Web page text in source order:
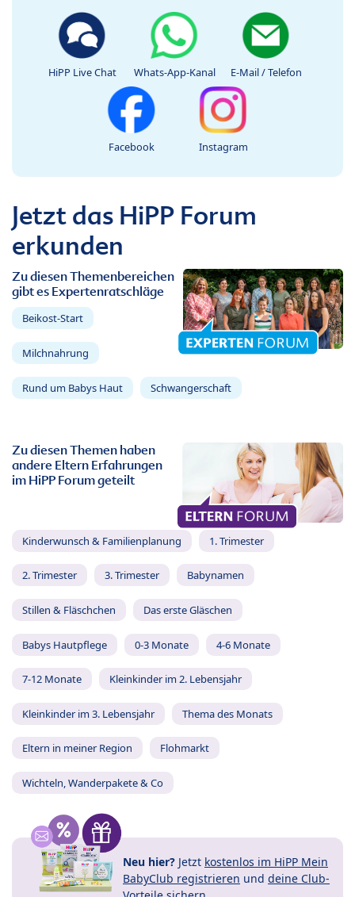
HiPP Live Chat Whats-App-Kanal E-Mail / Telefon
Facebook Instagram
Jetzt das HiPP Forum
erkunden
Zu diesen Themenbereichen
gibt es Expertenratschläge
Beikost-Start
Milchnahrung
Rund um Babys Haut Schwangerschaft
Zu diesen Themen haben
andere Eltern Erfahrungen
im HiPP Forum geteilt
Kinderwunsch & Familienplanung 1. Trimester
2. Trimester 3. Trimester Babynamen
Stillen & Fläschchen Das erste Gläschen
Babys Hautpflege 0-3 Monate 4-6 Monate
7-12 Monate Kleinkinder im 2. Lebensjahr
Kleinkinder im 3. Lebensjahr Thema des Monats
Eltern in meiner Region Flohmarkt
Wichteln, Wanderpakete & Co
Neu hier? Jetzt kostenlos im HiPP Mein
BabyClub registrieren und deine Club-